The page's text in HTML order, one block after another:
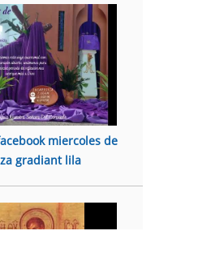
miercoles de
gradiant lila